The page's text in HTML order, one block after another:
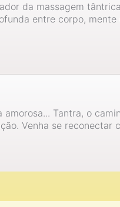
da massagem
entre corpo, mente
Tantra, o
Venha se reconectar